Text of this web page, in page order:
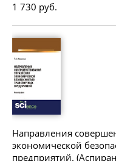
1 730 руб.
Направления
экономической
предприятий.